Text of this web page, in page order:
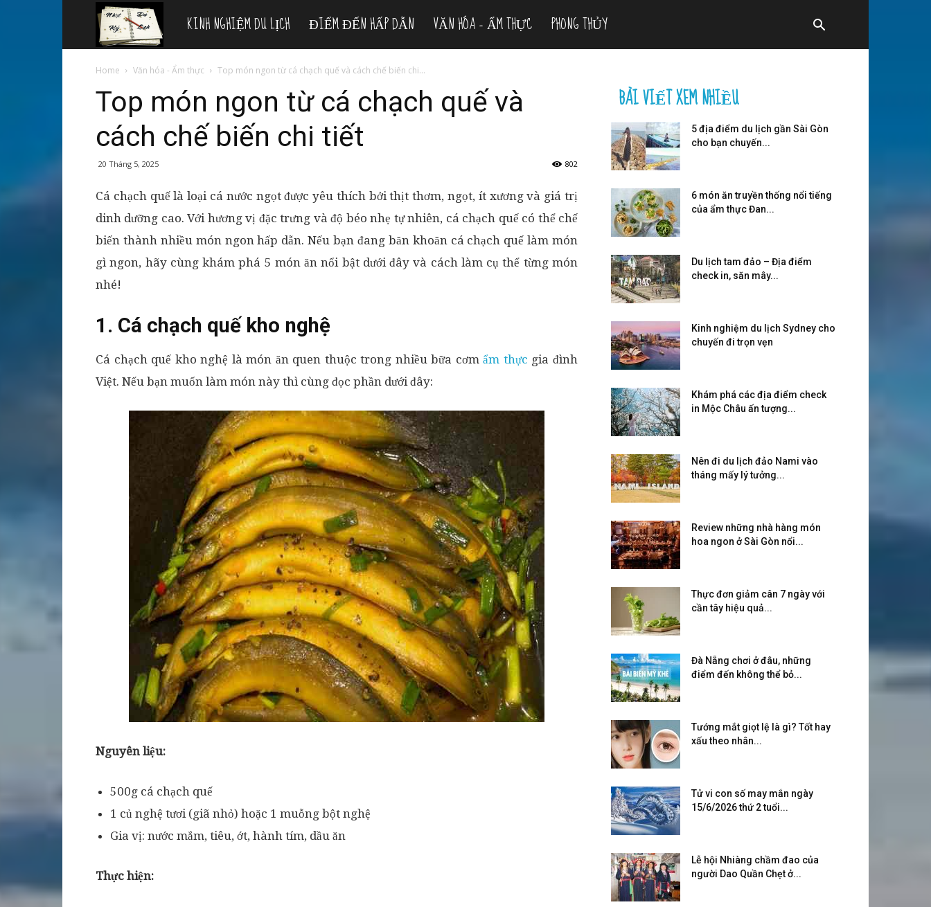
Nhật
ký
du
KINH NGHIỆM DU LỊCH ĐIỂM ĐẾN HẤP DẪN VĂN HÓA – ẨM THỰC PHONG THỦY
Home Văn hóa - Ẩm thực Top món ngon từ cá chạch quế và cách chế biến chi...
Top món ngon từ cá chạch quế và
cách chế biến chi tiết
20 Tháng 5, 2025 802
Cá chạch quế là loại cá nước ngọt được yêu thích bởi thịt thơm, ngọt, ít xương và giá trị
dinh dưỡng cao. Với hương vị đặc trưng và độ béo nhẹ tự nhiên, cá chạch quế có thể chế
biến thành nhiều món ngon hấp dẫn. Nếu bạn đang băn khoăn cá chạch quế làm món
gì ngon, hãy cùng khám phá 5 món ăn nổi bật dưới đây và cách làm cụ thể từng món
nhé!
1. Cá chạch quế kho nghệ
Cá chạch quế kho nghệ là món ăn quen thuộc trong nhiều bữa cơmẩm thực gia đình
Việt. Nếu bạn muốn làm món này thì cùng đọc phần dưới đây:
Nguyên liệu:
500g cá chạch quế
1 củ nghệ tươi (giã nhỏ) hoặc 1 muỗng bột nghệ
Gia vị: nước mắm, tiêu, ớt, hành tím, dầu ăn
Thực hiện:
BÀI VIẾT XEM NHIỀU
5 địa điểm du lịch gần Sài Gòn
cho bạn chuyến...
6 món ăn truyền thống nổi tiếng
của ẩm thực Đan...
Du lịch tam đảo – Địa điểm
check in, săn mây...
Kinh nghiệm du lịch Sydney cho
chuyến đi trọn vẹn
Khám phá các địa điểm check
in Mộc Châu ấn tượng...
Nên đi du lịch đảo Nami vào
tháng mấy lý tưởng...
Review những nhà hàng món
hoa ngon ở Sài Gòn nổi...
Thực đơn giảm cân 7 ngày với
cần tây hiệu quả...
Đà Nẵng chơi ở đâu, những
điểm đến không thể bỏ...
Tướng mắt giọt lệ là gì? Tốt hay
xấu theo nhân...
Tử vi con số may mắn ngày
15/6/2026 thứ 2 tuổi...
Lễ hội Nhiàng chầm đao của
người Dao Quần Chẹt ở...